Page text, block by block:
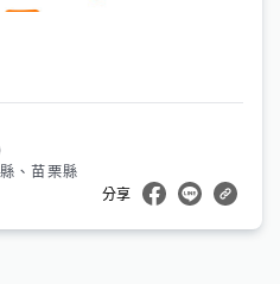
、苗栗縣
分享